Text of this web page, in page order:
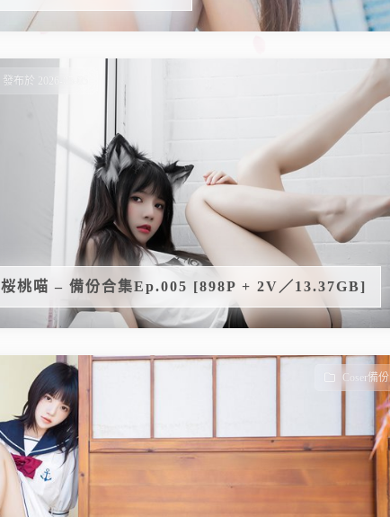
發布於 2026-05-05
桜桃喵 – 備份合集Ep.005 [898P + 2V／13.37GB]
Coser備份